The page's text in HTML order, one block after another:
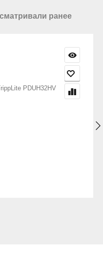
ранее
PDUH32HV